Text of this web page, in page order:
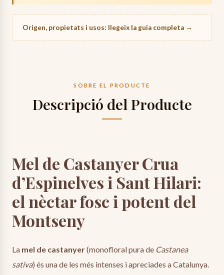
24-48hPreparació de la comanda.
48-72hTrànsit (transportista).
Origen, propietats i usos: llegeix la guia completa →
SOBRE EL PRODUCTE
Descripció del Producte
Mel de Castanyer Crua
d’Espinelves i Sant Hilari:
el nèctar fosc i potent del
Montseny
La mel de castanyer(monofloral pura de Castanea
sativa) és una de les més intenses i apreciades a Catalunya.